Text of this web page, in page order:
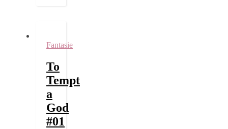
Fantasie
To
Tempt
a
God
#01